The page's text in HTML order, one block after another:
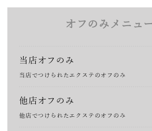
オフのみメニュ
当店オフのみ
当店でつけられたエクステのオフのみ
他店オフのみ
他店でつけられたエクステのオフのみ